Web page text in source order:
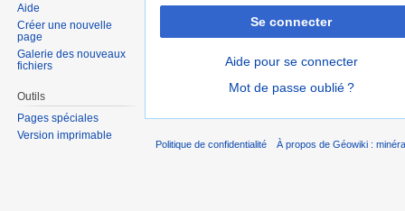
Se connecter
Aide pour se connecter
Mot de passe oublié ?
Aide
Créer une nouvelle
page
Galerie des nouveaux
fichiers
Outils
Pages spéciales
Version imprimable
Politique de confidentialité À propos de Géowiki :